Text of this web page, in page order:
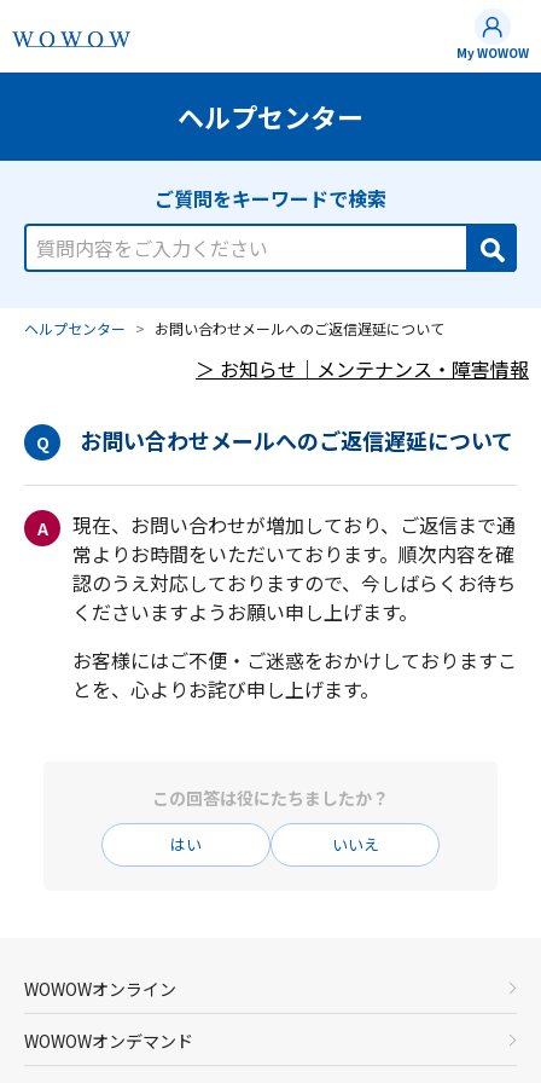
My WOWOW
ヘルプセンター お問い合わせメールへのご返信遅延について
Q お問い合わせメールへのご返信遅延について
A
現在、お問い合わせが増加しており、ご返信まで通
常よりお時間をいただいております。順次内容を確
認のうえ対応しておりますので、今しばらくお待ち
お客様にはご不便・ご迷惑をおかけしておりますこ
この回答は役にたちましたか？
はい いいえ
WOWOWオンライン
WOWOWオンデマンド